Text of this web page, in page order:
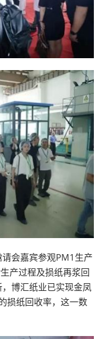
会嘉宾参观PM1生产
产过程及损纸再浆回
博汇纸业已实现金凤
损纸回收率，这一数